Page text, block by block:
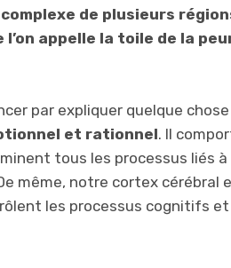
de plusieurs
appelle la toile de la
par expliquer quelque
et rationnel. Il
tous les processus liés à
même, notre cortex cérébral
les processus cognitifs et